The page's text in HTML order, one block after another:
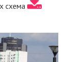
схема